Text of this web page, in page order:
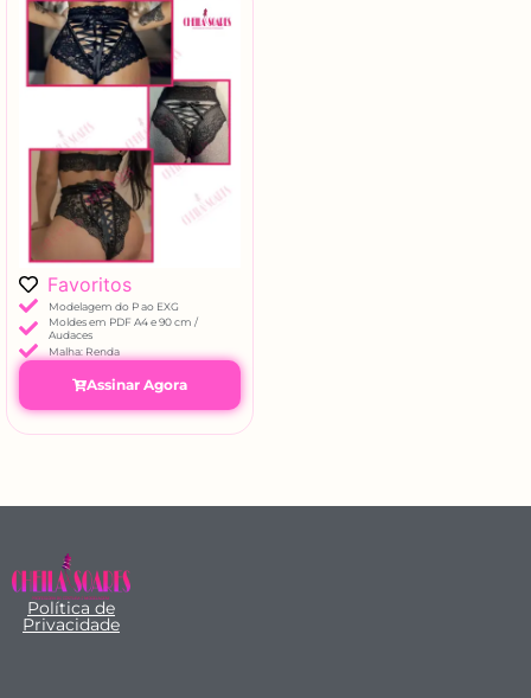
Favoritos
Modelagem do P ao EXG
Moldes em PDF A4 e 90 cm /
Audaces
Malha: Renda
Assinar Agora
Política de
Privacidade